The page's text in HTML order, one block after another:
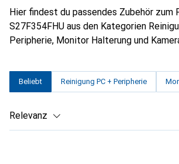
Hier findest du passendes Zubehör zum
S27F354FHU aus den Kategorien
Peripherie, Monitor Halterung und
Beliebt Reinigung PC + Peripherie
Relevanz